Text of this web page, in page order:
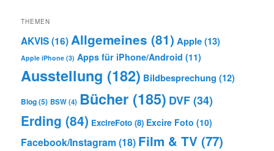
THEMEN
AKVIS(16)Allgemeines (81) Apple(13)
Apple iPhone (3) Apps für iPhone/Android (11)
Ausstellung (182) Bildbesprechung (12)
Blog(5) BSW(4) Bücher (185) DVF (34)
Erding (84) ExcireFoto (8) Excire Foto (10)
Facebook/Instagram (18) Film & TV (77)